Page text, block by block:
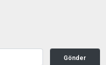
Gönder